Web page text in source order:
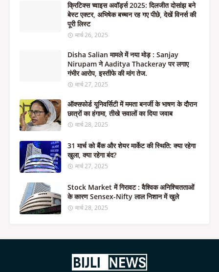
क्रिटिक्स च्वाइस अवॉर्ड्स 2025: दिलजीत दोसांझ बने
बेस्ट एक्टर, अभिषेक बच्चन रह गए पीछे, देखें विनर्स की
पूरी लिस्ट
मार्च 26, 2025
Disha Salian मामले में नया मोड़ : Sanjay
Nirupam ने Aaditya Thackeray पर लगाए
गंभीर आरोप, इस्तीफे की मांग तेज.
मार्च 27, 2025
ऑक्सफोर्ड यूनिवर्सिटी में ममता बनर्जी के भाषण के दौरान
छात्रों का हंगामा, तीखे सवालों का दिया जवाब
मार्च 28, 2025
31 मार्च को बैंक और शेयर मार्केट की स्थिति: क्या रहेगा
खुला, क्या रहेगा बंद?
मार्च 27, 2025
Stock Market में गिरावट : वैश्विक अनिश्चितताओं
के कारण Sensex-Nifty लाल निशान में खुले
मार्च 28, 2025